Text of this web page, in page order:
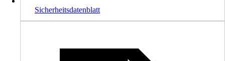
Sicherheitsdatenblatt